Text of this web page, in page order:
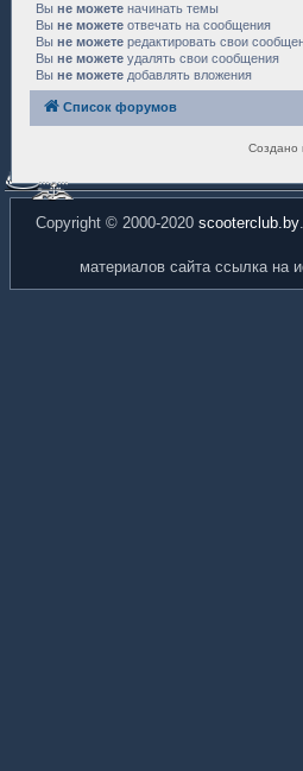
Вы не можете начинать темы
Вы не можете отвечать на сообщения
Вы не можете редактировать свои
Вы не можете удалять свои сообщения
Вы не можете добавлять вложения
Список форумов
Создано
Copyright © 2000-2020 scooterclub.by
материалов сайта ссылка на